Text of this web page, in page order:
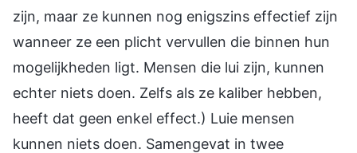
zijn, maar ze kunnen nog enigszins effectief zijn
wanneer ze een plicht vervullen die binnen hun
mogelijkheden ligt. Mensen die lui zijn, kunnen
echter niets doen. Zelfs als ze kaliber hebben,
heeft dat geen enkel effect.) Luie mensen
kunnen niets doen. Samengevat in twee